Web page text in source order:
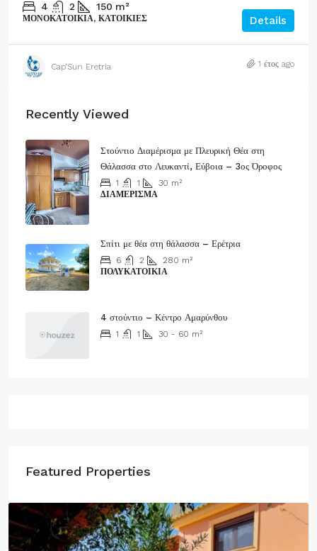
4 2 150 m²
ΜΟΝΟΚΑΤΟΙΚΊΑ, ΚΑΤΟΙΚΊΕΣ Details
Cap’Sun Eretria 1 έτος ago
Recently Viewed
Στούντιο Διαμέρισμα με Πλευρική Θέα στη
Θάλασσα στο Λευκαντί, Εύβοια – 3ος Όροφος
1 1 30 m²
ΔΙΑΜΈΡΙΣΜΑ
Σπίτι με θέα στη θάλασσα – Ερέτρια
6 2 280 m²
ΠΟΛΥΚΑΤΟΙΚΊΑ
4 στούντιο – Κέντρο Αμαρύνθου
1 1 30 - 60 m²
Featured Properties